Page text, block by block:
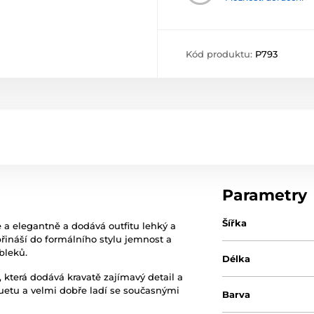
Kód produktu: P793
elegantně a dodává outfitu lehký a
do formálního stylu jemnost a
dodává kravatě zajímavý detail a
a velmi dobře ladí se současnými
Parametry
Šířka
Délka
Barva